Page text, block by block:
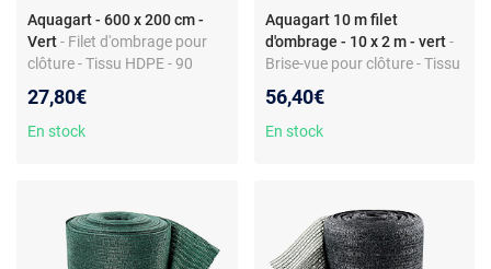
Aquagart - 600 x 200 cm -
Vert- Filet d'ombrage pour
clôture - Tissu HDPE - 90
65% - Résistant UV
27,80€
En stock
Aquagart 10 m filet
d'ombrage - 10 x 2 m - vert -
Brise-vue pour clôture - Tissu
m - Montage facile
56,40€
En stock